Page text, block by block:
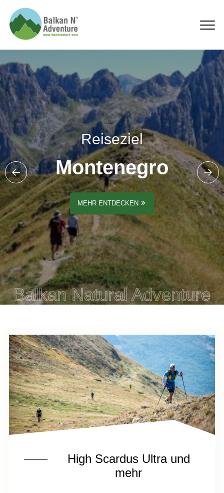
Montenegro
Reiseziel
Montenegro
MEHR ENTDECKEN
Balkan Natural Adventure
High Scardus Ultra und
mehr